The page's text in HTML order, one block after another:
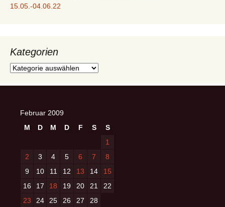
15.05.-04.06.22
Kategorien
Kategorien
Februar 2009
M
D M D F S
S
1
2
3 4 5 6 7
8
9
10 11 12 13 14
15
16
17 18 19 20 21
22
23
24 25 26 27
28